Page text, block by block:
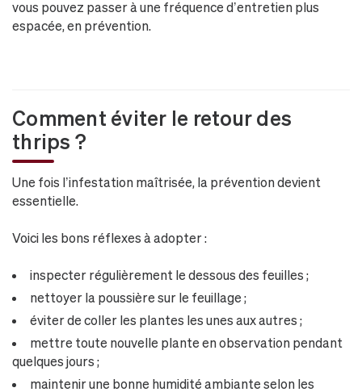
vous pouvez passer à une fréquence d’entretien plus
espacée, en prévention.
Comment éviter le retour des
thrips ?
Une fois l’infestation maîtrisée, la prévention devient
essentielle.
Voici les bons réflexes à adopter :
inspecter régulièrement le dessous des feuilles ;
nettoyer la poussière sur le feuillage ;
éviter de coller les plantes les unes aux autres ;
mettre toute nouvelle plante en observation pendant
quelques jours ;
maintenir une bonne humidité ambiante selon les